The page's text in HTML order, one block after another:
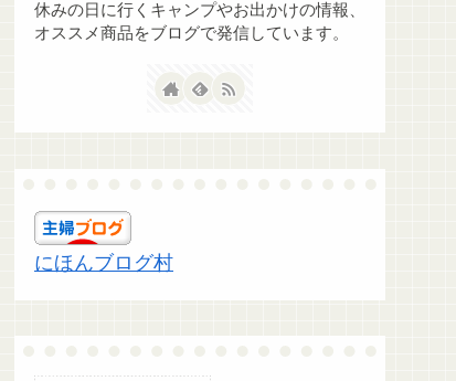
休みの日に行くキャンプやお出かけの情報、
オススメ商品をブログで発信しています。
にほんブログ村